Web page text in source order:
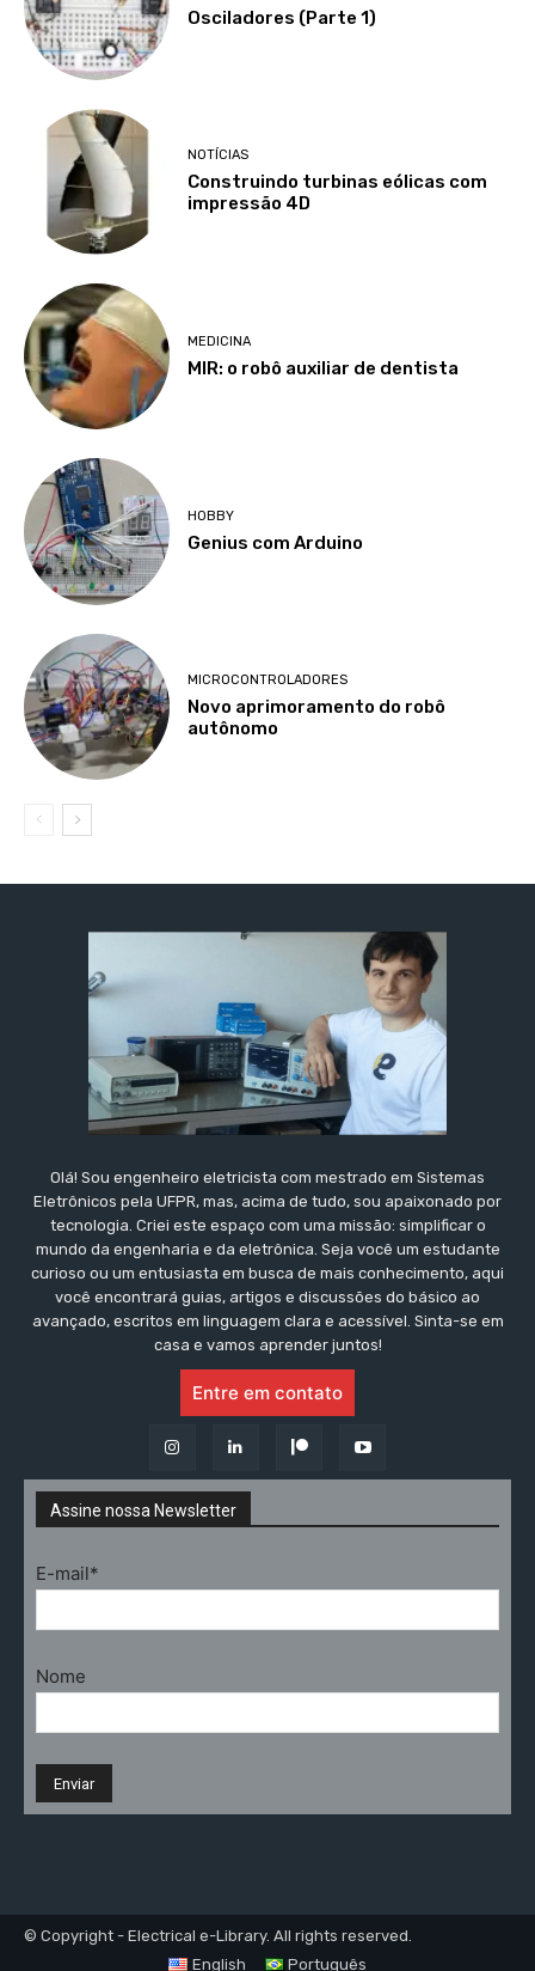
Osciladores (Parte 1)
NOTÍCIAS
Construindo turbinas eólicas com
impressão 4D
MEDICINA
MIR: o robô auxiliar de dentista
HOBBY
Genius com Arduino
MICROCONTROLADORES
Novo aprimoramento do robô
autônomo
Olá! Sou engenheiro eletricista com mestrado em Sistemas
Eletrônicos pela UFPR, mas, acima de tudo, sou apaixonado por
tecnologia. Criei este espaço com uma missão: simplificar o
mundo da engenharia e da eletrônica. Seja você um estudante
curioso ou um entusiasta em busca de mais conhecimento, aqui
você encontrará guias, artigos e discussões do básico ao
avançado, escritos em linguagem clara e acessível. Sinta-se em
casa e vamos aprender juntos!
Entre em contato
Assine nossa Newsletter
E-mail*
Nome
© Copyright - Electrical e-Library. All rights reserved.
English
Português